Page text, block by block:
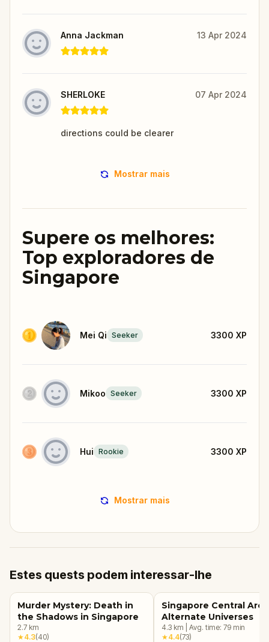
Anna Jackman 13 Apr 2024
SHERLOKE 07 Apr 2024
directions could be clearer
Mostrar mais
Supere os melhores:
Top exploradores de
Singapore
Mei Qi Seeker 3300 XP
Mikoo Seeker 3300 XP
Hui Rookie 3300 XP
Mostrar mais
Estes quests podem interessar-lhe
Murder Mystery: Death in
the Shadows in Singapore
2.7 km
★4.3(40)
Singapore Central
Alternate Universes
4.3 km Avg. time: 79 min
★4.4(73)